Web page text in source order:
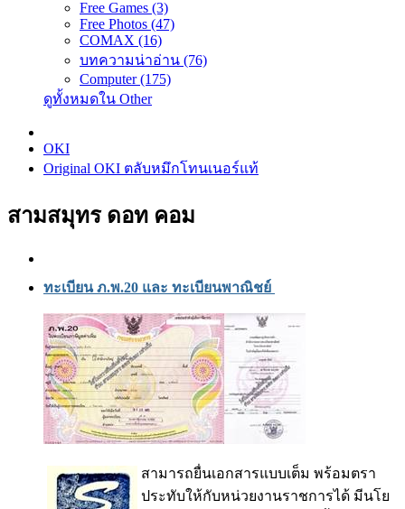
Free Games (3)
Free Photos (47)
COMAX (16)
บทความน่าอ่าน (76)
Computer (175)
ดูทั้งหมดใน Other
OKI
Original OKI ตลับหมึกโทนเนอร์แท้
สามสมุทร ดอท คอม
ทะเบียน ภ.พ.20 และ ทะเบียนพาณิชย์
สามารถยื่นเอกสารแบบเต็ม พร้อมตรา
ประทับให้กับหน่วยงานราชการได้ มีนโย